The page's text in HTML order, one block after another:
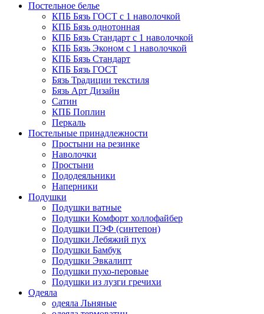
Постельное белье
КПБ Бязь ГОСТ c 1 наволочкой
КПБ Бязь однотонная
КПБ Бязь Стандарт c 1 наволочкой
КПБ Бязь Эконом с 1 наволочкой
КПБ Бязь Стандарт
КПБ Бязь ГОСТ
Бязь Традиции текстиля
Бязь Арт Дизайн
Сатин
КПБ Поплин
Перкаль
Постельные принадлежности
Простыни на резинке
Наволочки
Простыни
Пододеяльники
Наперники
Подушки
Подушки ватные
Подушки Комфорт холлофайбер
Подушки ПЭФ (синтепон)
Подушки Лебяжий пух
Подушки Бамбук
Подушки Эвкалипт
Подушки пухо-перовые
Подушки из лузги гречихи
Одеяла
одеяла Льняные